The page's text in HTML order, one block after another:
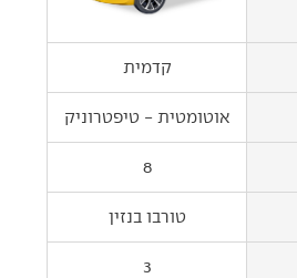
קדמית
אוטומטית - טיפטרוניק
8
טורבו בנזין
3